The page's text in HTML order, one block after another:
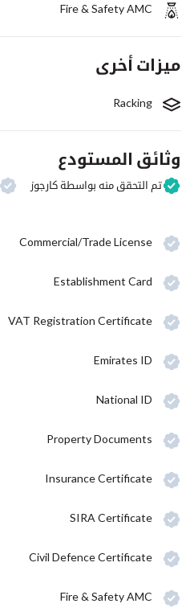
Fire & Safety AMC
ميزات أخرى
Racking
وثائق المستودع
تم التحقق منه بواسطة كارجوز
Commercial/Trade License
Establishment Card
VAT Registration Certificate
Emirates ID
National ID
Property Documents
Insurance Certificate
SIRA Certificate
Civil Defence Certificate
Fire & Safety AMC